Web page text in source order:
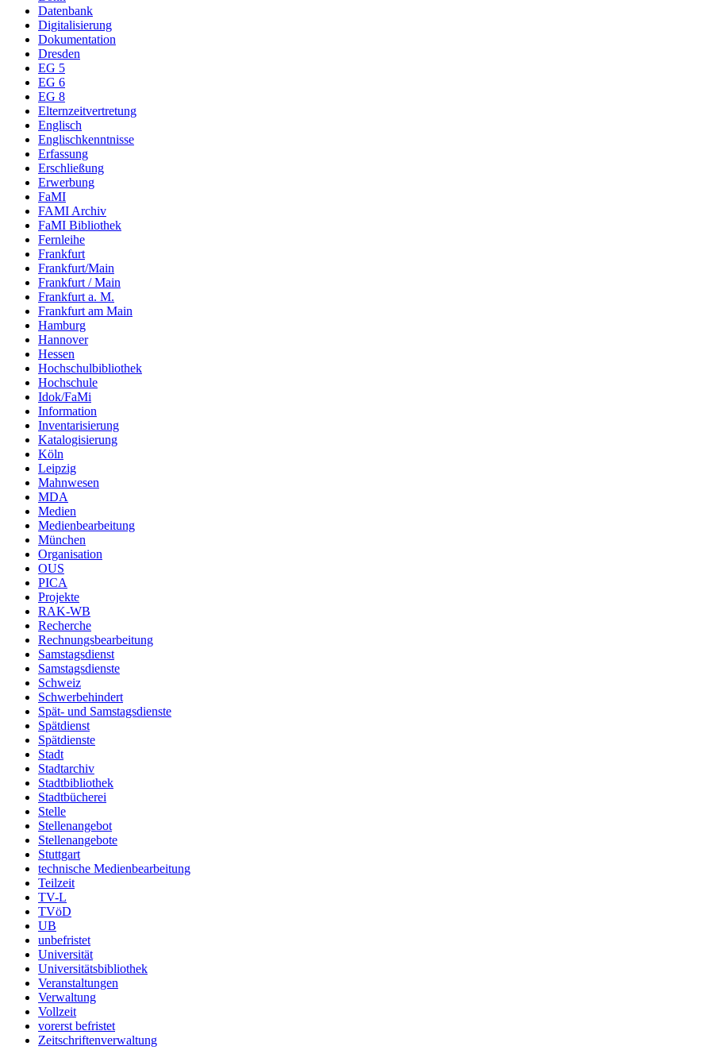
Datenbank
Digitalisierung
Dokumentation
Dresden
EG 5
EG 6
EG 8
Elternzeitvertretung
Englisch
Englischkenntnisse
Erfassung
Erschließung
Erwerbung
FaMI
FAMI Archiv
FaMI Bibliothek
Fernleihe
Frankfurt
Frankfurt/Main
Frankfurt / Main
Frankfurt a. M.
Frankfurt am Main
Hamburg
Hannover
Hessen
Hochschulbibliothek
Hochschule
Idok/FaMi
Information
Inventarisierung
Katalogisierung
Köln
Leipzig
Mahnwesen
MDA
Medien
Medienbearbeitung
München
Organisation
OUS
PICA
Projekte
RAK-WB
Recherche
Rechnungsbearbeitung
Samstagsdienst
Samstagsdienste
Schweiz
Schwerbehindert
Spät- und Samstagsdienste
Spätdienst
Spätdienste
Stadt
Stadtarchiv
Stadtbibliothek
Stadtbücherei
Stelle
Stellenangebot
Stellenangebote
Stuttgart
technische Medienbearbeitung
Teilzeit
TV-L
TVöD
UB
unbefristet
Universität
Universitätsbibliothek
Veranstaltungen
Verwaltung
Vollzeit
vorerst befristet
Zeitschriftenverwaltung